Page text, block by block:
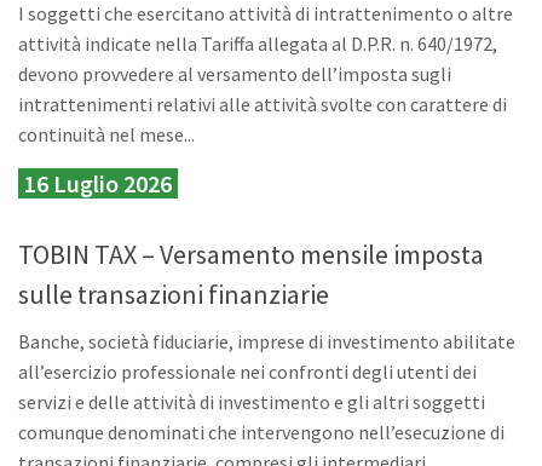
I soggetti che esercitano attività di intrattenimento o altre
attività indicate nella Tariffa allegata al D.P.R. n. 640/1972,
devono provvedere al versamento dell’imposta sugli
intrattenimenti relativi alle attività svolte con carattere di
continuità nel mese...
16 Luglio 2026
TOBIN TAX – Versamento mensile imposta
sulle transazioni finanziarie
Banche, società fiduciarie, imprese di investimento abilitate
all’esercizio professionale nei confronti degli utenti dei
servizi e delle attività di investimento e gli altri soggetti
comunque denominati che intervengono nell’esecuzione di